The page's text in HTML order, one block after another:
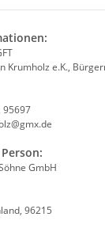
Krumholz e.K.,
95697
GmbH
96215